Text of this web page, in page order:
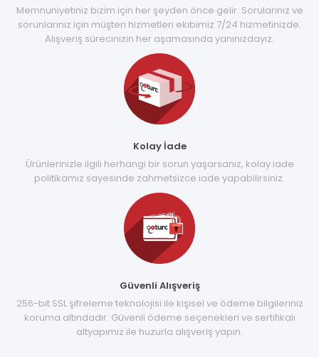
Memnuniyetiniz bizim için her şeyden önce gelir. Sorularınız ve
sorunlarınız için müşteri hizmetleri ekibimiz 7/24 hizmetinizde.
Alışveriş sürecinizin her aşamasında yanınızdayız.
Kolay İade
Ürünlerinizle ilgili herhangi bir sorun yaşarsanız, kolay iade
politikamız sayesinde zahmetsizce iade yapabilirsiniz.
Güvenli Alışveriş
256-bit SSL şifreleme teknolojisi ile kişisel ve ödeme bilgileriniz
koruma altındadır. Güvenli ödeme seçenekleri ve sertifikalı
altyapımız ile huzurla alışveriş yapın.